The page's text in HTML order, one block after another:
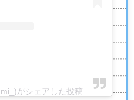
がシェアした投稿